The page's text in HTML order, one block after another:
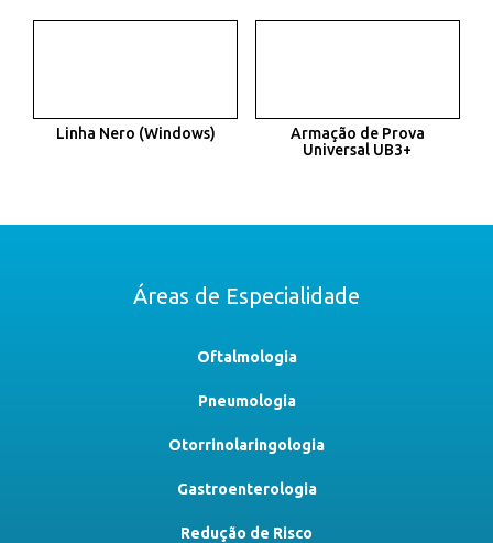
Linha Nero (Windows)
Armação de Prova
Universal UB3+
Áreas de Especialidade
Oftalmologia
Pneumologia
Otorrinolaringologia
Gastroenterologia
Redução de Risco